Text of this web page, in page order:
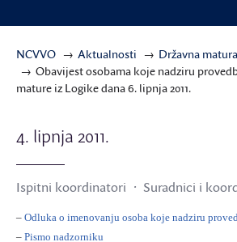
NCVVO Aktualnosti
Državna matura
Obavijest osobama koje nadziru
mature iz Logike dana 6. lipnja 2011.
4. lipnja 2011.
Ispitni koordinatori Suradnici i
– Odluka o imenovanju osoba koje nadziru
– Pismo nadzorniku